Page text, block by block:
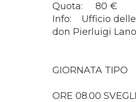
Quota: 80 €
Info: Ufficio delle
don Pierluigi
GIORNATA TIPO
ORE 08.00